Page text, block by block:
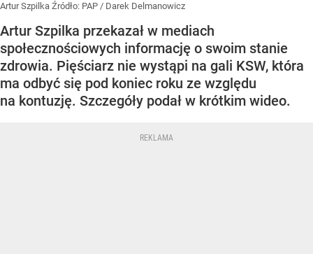
Artur Szpilka Źródło: PAP / Darek Delmanowicz
Artur Szpilka przekazał w mediach
społecznościowych informację o swoim stanie
zdrowia. Pięściarz nie wystąpi na gali KSW, która
ma odbyć się pod koniec roku ze względu
na kontuzję. Szczegóły podał w krótkim wideo.